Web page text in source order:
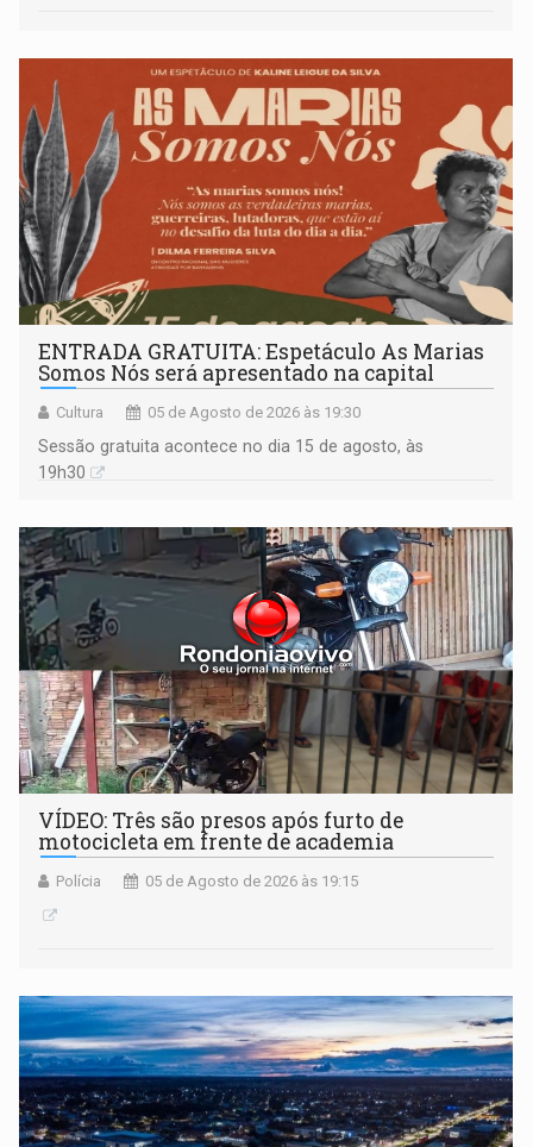
ENTRADA GRATUITA: Espetáculo As Marias
Somos Nós será apresentado na capital
Cultura 05 de Agosto de 2026 às 19:30
Sessão gratuita acontece no dia 15 de agosto, às
19h30
VÍDEO: Três são presos após furto de
motocicleta em frente de academia
Polícia 05 de Agosto de 2026 às 19:15